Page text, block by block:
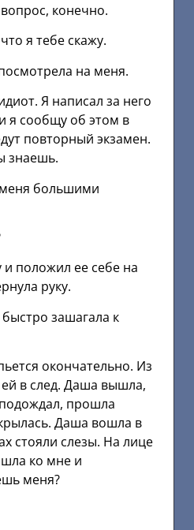
конечно.
я тебе скажу.
на меня.
Я написал за него
я сообщу об этом в
повторный экзамен.
знаешь.
большими
положил ее себе на
руку.
зашагала к
окончательно. Из
в след. Даша вышла,
прошла
Даша вошла в
стояли слезы. На лице
ко мне и
меня?